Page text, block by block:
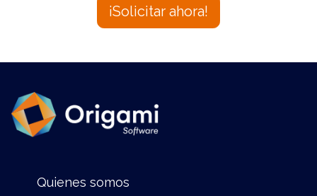
¡Solicitar ahora!
Quienes somos